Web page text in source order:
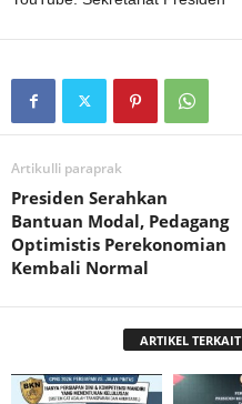
Artikulli paraprak
Presiden Serahkan
Bantuan Modal, Pedagang
Optimistis Perekonomian
Kembali Normal
ARTIKEL TERKAIT